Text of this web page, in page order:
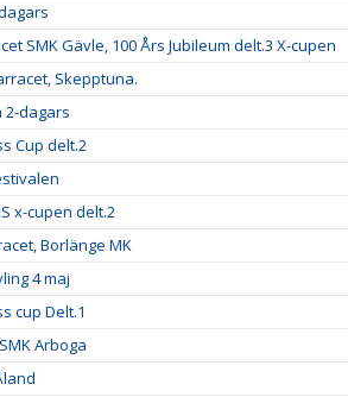
SMK Gävle, 100 Års Jubileum delt.3 X-cupen
Skepptuna.
2-dagars
Cup delt.2
x-cupen delt.2
Borlänge MK
4 maj
cup Delt.1
Arboga